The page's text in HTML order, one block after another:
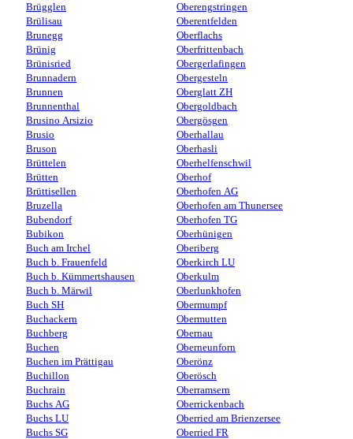
Brügglen
Brülisau
Brunegg
Brünig
Brünisried
Brunnadern
Brunnen
Brunnenthal
Brusino Arsizio
Brusio
Bruson
Brüttelen
Brütten
Brüttisellen
Bruzella
Bubendorf
Bubikon
Buch am Irchel
Buch b. Frauenfeld
Buch b. Kümmertshausen
Buch b. Märwil
Buch SH
Buchackern
Buchberg
Buchen
Buchen im Prättigau
Buchillon
Buchrain
Buchs AG
Buchs LU
Buchs SG
Oberengstringen
Oberentfelden
Oberflachs
Oberfrittenbach
Obergerlafingen
Obergesteln
Oberglatt ZH
Obergoldbach
Obergösgen
Oberhallau
Oberhasli
Oberhelfenschwil
Oberhof
Oberhofen AG
Oberhofen am Thunersee
Oberhofen TG
Oberhünigen
Oberiberg
Oberkirch LU
Oberkulm
Oberlunkhofen
Obermumpf
Obermutten
Obernau
Oberneunforn
Oberönz
Oberösch
Oberramsern
Oberrickenbach
Oberried am Brienzersee
Oberried FR